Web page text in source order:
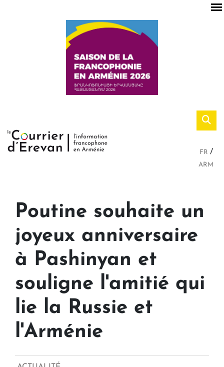
FR
ARM
Poutine souhaite un
joyeux anniversaire
à Pashinyan et
souligne l'amitié qui
lie la Russie et
l'Arménie